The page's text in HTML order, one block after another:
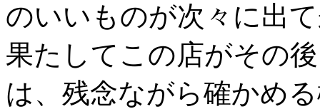
のいいものが次々に出
果たしてこの店がその
は、残念ながら確かめ